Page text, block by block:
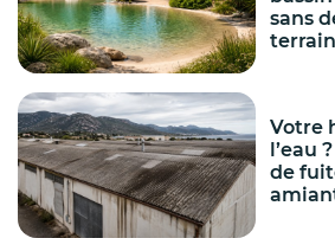
sans
Votre
l’eau
de